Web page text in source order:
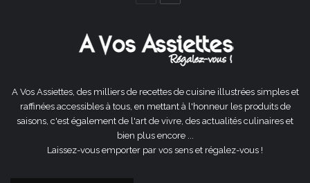
A Vos Assiettes, des milliers de recettes de cuisine illustrées simples et
raffinées accessibles à tous, en mettant à l'honneur les produits de
saisons, c'est également de l'art de vivre, des actualités culinaires et
bien plus encore ...
Laissez-vous emporter par vos sens et régalez-vous !